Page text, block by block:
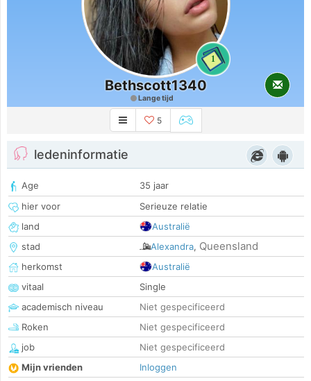
1
Bethscott1340
Lange tijd
5
ledeninformatie
Age
35 jaar
hier voor
Serieuze relatie
land
Australië
stad
Alexandra, Queensland
herkomst
Australië
vitaal
Single
academisch niveau
Niet gespecificeerd
Roken
Niet gespecificeerd
job
Niet gespecificeerd
Mijn vrienden
Inloggen